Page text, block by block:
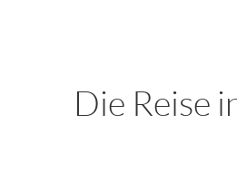
Die Reise